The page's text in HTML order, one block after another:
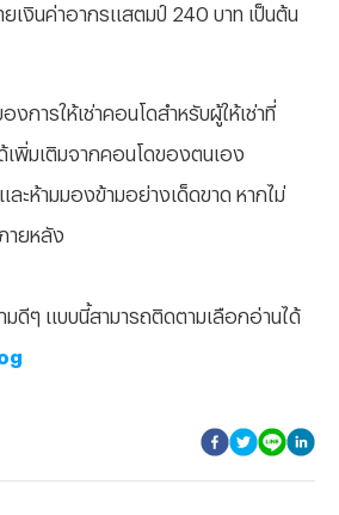
เงินค่าอากรแสตมป์ 240 บาท เป็นต้น
การให้เช่าคอนโดสำหรับผู้ให้เช่าที่
เพิ่มเติมจากคอนโดของตนเอง
ะห้ามมองข้ามอย่างเด็ดขาด หากไม่
ายหลัง
มดีๆ แบบนี้สามารถติดตามเลือกอ่านได้